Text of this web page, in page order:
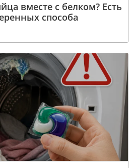
вместе с белком? Есть
способа